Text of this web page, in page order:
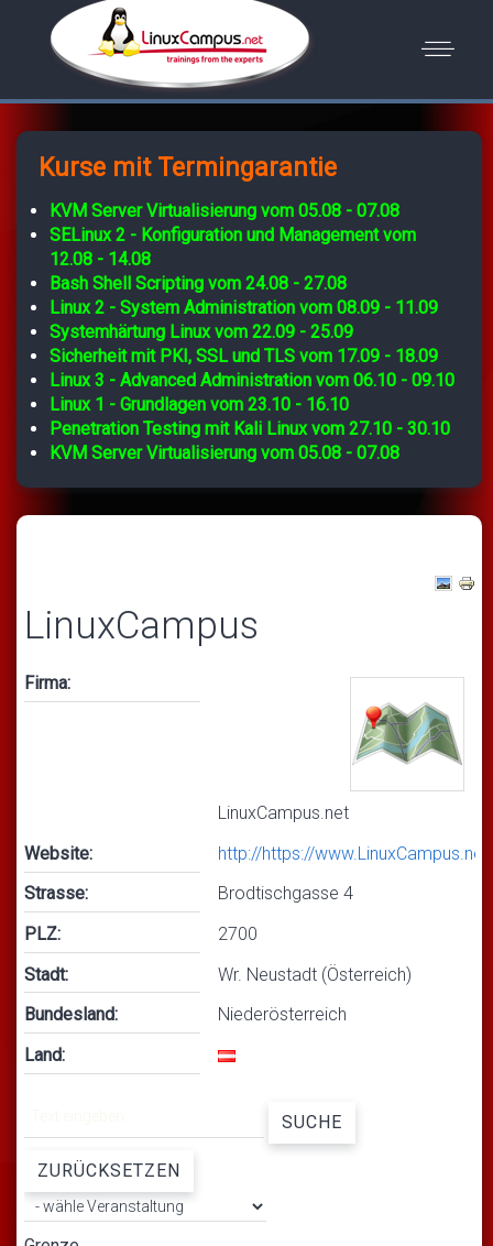
Kurse mit Termingarantie
KVM Server Virtualisierung vom 05.08 - 07.08
SELinux 2 - Konfiguration und Management vom
12.08 - 14.08
Bash Shell Scripting vom 24.08 - 27.08
Linux 2 - System Administration vom 08.09 - 11.09
Systemhärtung Linux vom 22.09 - 25.09
Sicherheit mit PKI, SSL und TLS vom 17.09 - 18.09
Linux 3 - Advanced Administration vom 06.10 - 09.10
Linux 1 - Grundlagen vom 23.10 - 16.10
Penetration Testing mit Kali Linux vom 27.10 - 30.10
KVM Server Virtualisierung vom 05.08 - 07.08
LinuxCampus
Firma:
LinuxCampus.net
Website:
http://https://www.LinuxCampus.net
Strasse:
Brodtischgasse 4
PLZ:
2700
Stadt:
Wr. Neustadt (Österreich)
Bundesland:
Niederösterreich
Land:
SUCHE
ZURÜCKSETZEN